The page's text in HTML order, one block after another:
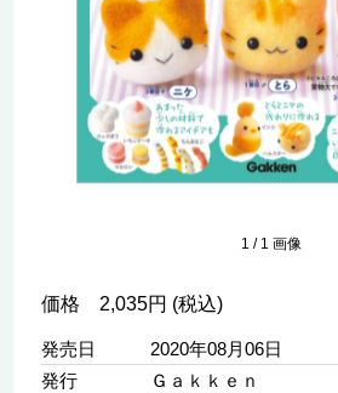
1 / 1 画像
価格 2,035円 (税込)
発売日
2020年08月06日
発行
Ｇａｋｋｅｎ